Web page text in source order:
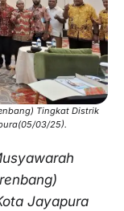
Tingkat Distrik
03/25).
Jayapura